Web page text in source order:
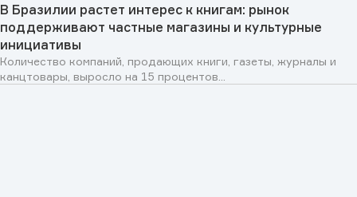
В Бразилии растет интерес к книгам: рынок
поддерживают частные магазины и культурные
инициативы
Количество компаний, продающих книги, газеты, журналы и
канцтовары, выросло на 15 процентов...